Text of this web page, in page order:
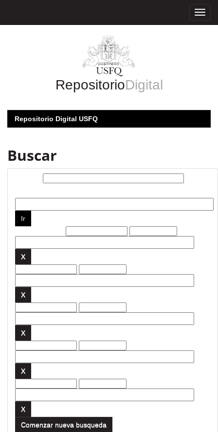
RepositorioDigital
Repositorio Digital USFQ
Buscar
Comenzar nueva busqueda